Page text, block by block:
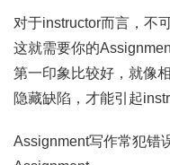
对于instructor而言，不
这就需要你的
第一印象比较好，就像
隐藏缺陷，才能引起
Assignment写作常犯错